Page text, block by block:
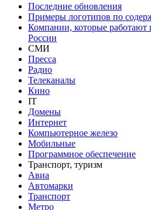
Последние обновления
Примеры логотипов по
Компании, которые
России
СМИ
Пресса
Радио
Телеканалы
Кино
IT
Домены
Интернет
Компьютерное железо
Мобильные
Программное обеспечение
Транспорт, туризм
Авиа
Автомарки
Транспорт
Метро